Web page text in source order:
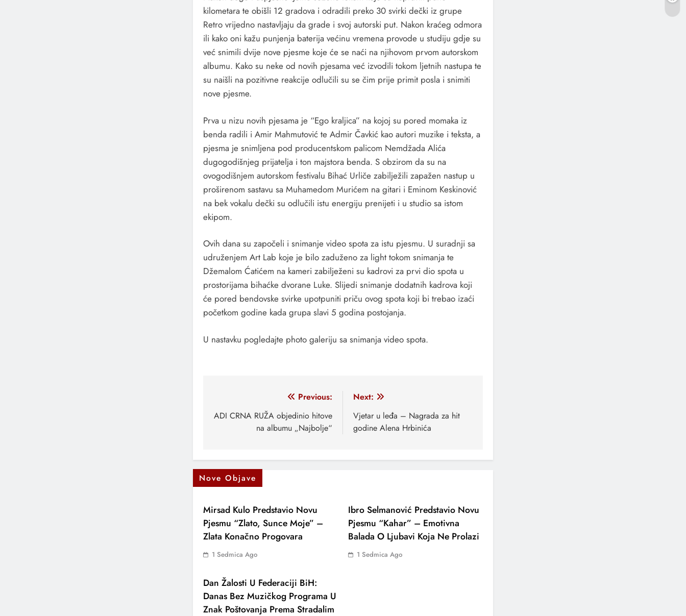
kilometara te obišli 12 gradova i odradili preko 30 svirki dečki iz grupe
Retro vrijedno nastavljaju da grade i svoj autorski put. Nakon kraćeg odmora
ili kako oni kažu punjenja baterija većinu vremena provode u studiju gdje su
već snimili dvije nove pjesme koje će se naći na njihovom prvom autorskom
albumu. Kako su neke od novih pjesama već izvodili tokom ljetnih nastupa te
su naišli na pozitivne reakcije odlučili su se čim prije primit posla i snimiti
nove pjesme.
Prva u nizu novih pjesama je “Ego kraljica” na kojoj su pored momaka iz
benda radili i Amir Mahmutović te Admir Čavkić kao autori muzike i teksta, a
pjesma je snimljena pod producentskom palicom Nemdžada Alića
dugogodišnjeg prijatelja i ton majstora benda. S obzirom da su na
ovogodišnjem autorskom festivalu Bihać Urliče zabilježili zapažen nastup u
proširenom sastavu sa Muhamedom Murićem na gitari i Eminom Keskinović
na bek vokalu dečki su odlučili istu energiju prenijeti i u studio sa istom
ekipom.
Ovih dana su započeli i snimanje video spota za istu pjesmu. U suradnji sa
udruženjem Art Lab koje je bilo zaduženo za light tokom snimanja te
Džemalom Ćatićem na kameri zabilježeni su kadrovi za prvi dio spota u
prostorijama bihaćke dvorane Luke. Slijedi snimanje dodatnih kadrova koji
će pored bendovske svirke upotpuniti priču ovog spota koji bi trebao izaći
početkom godine kada grupa slavi 5 godina postojanja.
U nastavku pogledajte photo galeriju sa snimanja video spota.
članaka
Previous:
ADI CRNA RUŽA objedinio hitove
na albumu „Najbolje“
Next:
Vjetar u leđa – Nagrada za hit
godine Alena Hrbinića
Nove Objave
Mirsad Kulo Predstavio Novu
Pjesmu “Zlato, Sunce Moje” –
Zlata Konačno Progovara
1 Sedmica Ago
Ibro Selmanović Predstavio Novu
Pjesmu “Kahar” – Emotivna
Balada O Ljubavi Koja Ne Prolazi
1 Sedmica Ago
Dan Žalosti U Federaciji BiH:
Danas Bez Muzičkog Programa U
Znak Poštovanja Prema Stradalim